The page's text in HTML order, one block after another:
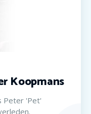
Koopmans
Peter 'Pet'